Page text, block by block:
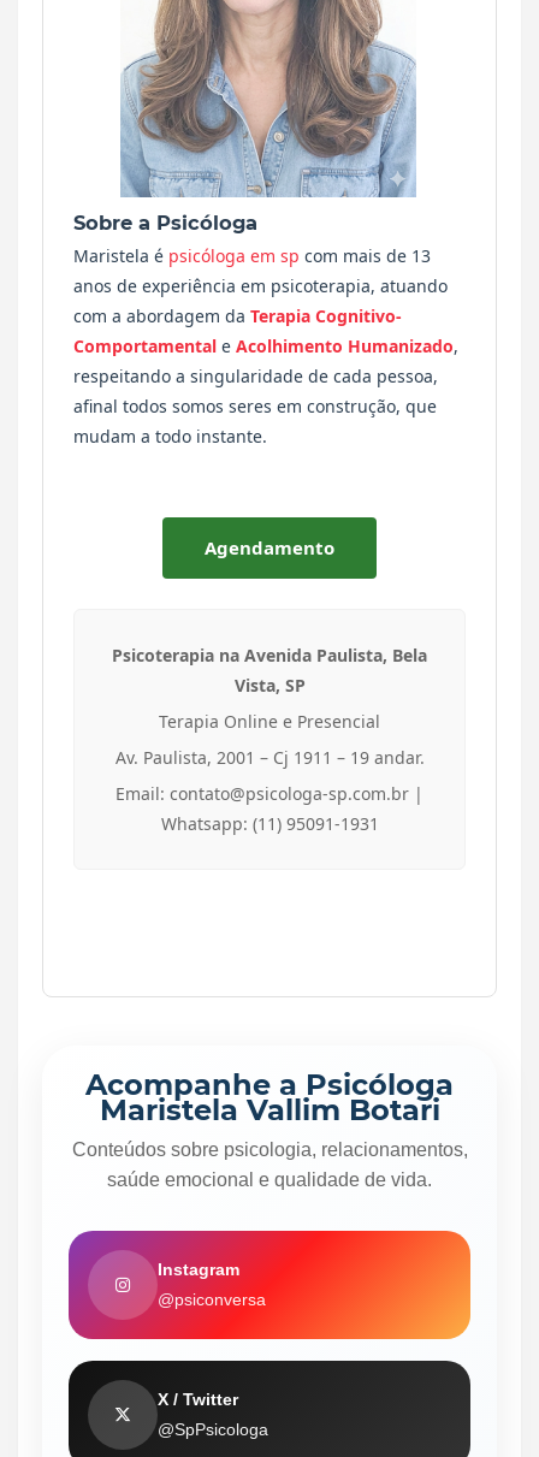
Sobre a Psicóloga
Maristela é psicóloga em sp com mais de 13
anos de experiência em psicoterapia, atuando
com a abordagem da Terapia Cognitivo-
Comportamental e Acolhimento Humanizado,
respeitando a singularidade de cada pessoa,
afinal todos somos seres em construção, que
mudam a todo instante.
Agendamento
Psicoterapia na Avenida Paulista, Bela
Vista, SP
Terapia Online e Presencial
Av. Paulista, 2001 – Cj 1911 – 19 andar.
Email: contato@psicologa-sp.com.br |
Whatsapp: (11) 95091-1931
Acompanhe a Psicóloga
Maristela Vallim Botari
Conteúdos sobre psicologia, relacionamentos,
saúde emocional e qualidade de vida.
Instagram
@psiconversa
X / Twitter
@SpPsicologa